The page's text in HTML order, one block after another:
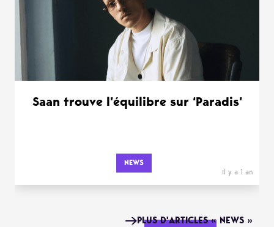
Saan trouve l’équilibre sur ‘Paradis’
NEWS
il y a 1 an
PLUS D'ARTICLES « NEWS »